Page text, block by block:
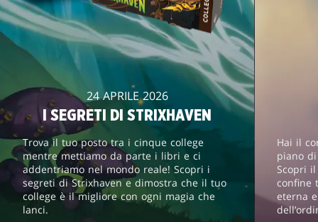
24 APRILE 2026
I SEGRETI DI STRIXHAVEN
Trova il tuo posto tra i cinque college
mentre mettiamo da parte i libri e ci
addentriamo nel mondo reale! Scopri i
segreti di Strixhaven e dimostra che il tuo
college è il migliore con ogni magia che
lanci.
Hai il
piano
Scopri
confine
eterna